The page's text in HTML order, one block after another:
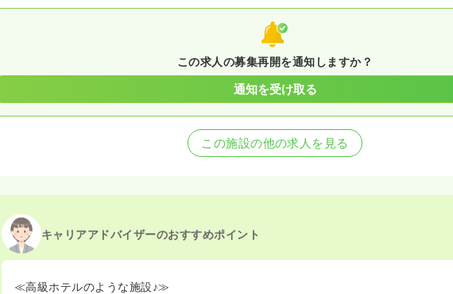
この求人の募集再開を通知しますか？
通知を受け取る
この施設の他の求人を見る
キャリアアドバイザーのおすすめポイント
≪高級ホテルのような施設♪≫